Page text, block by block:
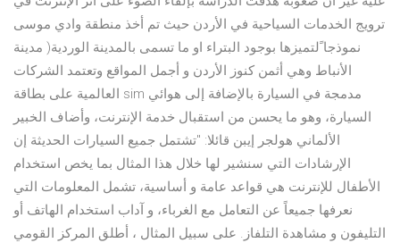
ترويج الخدمات السياحية في الأردن حيث تم أخذ منطقة وادي موسى
نموذجا ًلتميزها بوجود البتراء او ما تسمى بالمدينة الوردية( مدينة
الأنباط وهي أثمن كنوز الأردن و أجمل المواقع وتعتمد الشركات
العالمية على بطاقة sim مدمجة في السيارة بالإضافة إلى هوائي
السيارة، وهو ما يحسن من استقبال خدمة الإنترنت، وأضاف الخبير
الألماني هولجر إيبن قائلا: "تشتمل جميع السيارات الحديثة إن
الإرشادات التي سنشير لها خلال هذا المثال بما يخص استخدام
الأطفال للإنترنت هي قواعد عامة و أساسية، تشمل المعلومات التي
نعرفها جميعاً عن التعامل مع الغرباء، و آداب استخدام الهاتف أو
التليفون و مشاهدة التلفاز. على سبيل المثال ، أطلق المركز القومي